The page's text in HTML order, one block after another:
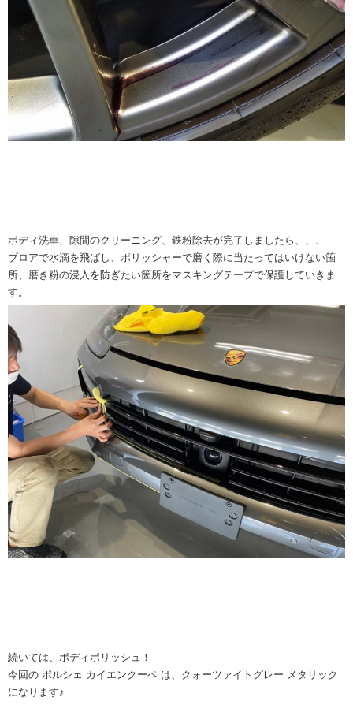
ボディ洗車、隙間のクリーニング、鉄粉除去が完了しましたら、、、
ブロアで水滴を飛ばし、ポリッシャーで磨く際に当たってはいけない箇
所、磨き粉の浸入を防ぎたい箇所をマスキングテープで保護していきま
す。
続いては、ボディポリッシュ！
今回の ポルシェ カイエンクーペ は、クォーツァイトグレー メタリック
になります♪